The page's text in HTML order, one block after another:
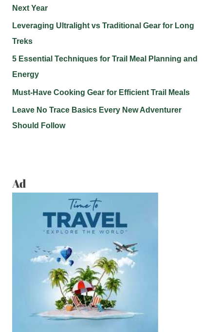
Next Year
Leveraging Ultralight vs Traditional Gear for Long
Treks
5 Essential Techniques for Trail Meal Planning and
Energy
Must-Have Cooking Gear for Efficient Trail Meals
Leave No Trace Basics Every New Adventurer
Should Follow
Ad